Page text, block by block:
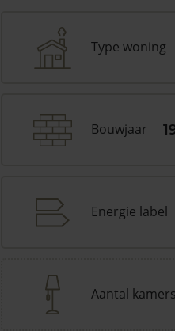
Type woning
Bouwjaar
Energie label
Aantal kamers